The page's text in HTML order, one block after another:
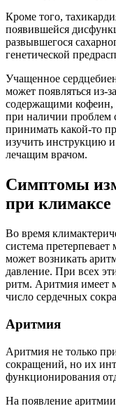
Кроме того,
появившейся
развывшегося
генетической
Учащенное
может появляться из-
содержащими кофеин,
при наличии проблем
принимать какой-то
изучить инструкцию
лечащим врачом.
Симптомы
при климаксе
Во время
система
может возникать
давление. При всех
ритм. Аритмия имеет
число сердечных
Аритмия
Аритмия не только
сокращений, но их
функционирования
На появление